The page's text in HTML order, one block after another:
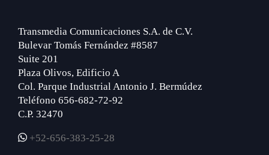
Transmedia Comunicaciones S.A. de C.V.
Bulevar Tomás Fernández #8587
Suite 201
Plaza Olivos, Edificio A
Col. Parque Industrial Antonio J. Bermúdez
Teléfono 656-682-72-92
C.P. 32470
+52-656-383-25-28